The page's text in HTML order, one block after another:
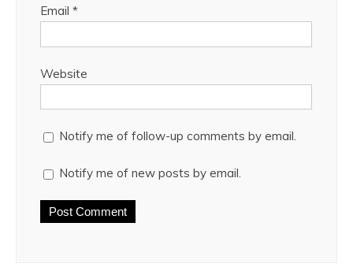
Email *
Website
Notify me of follow-up comments by email.
Notify me of new posts by email.